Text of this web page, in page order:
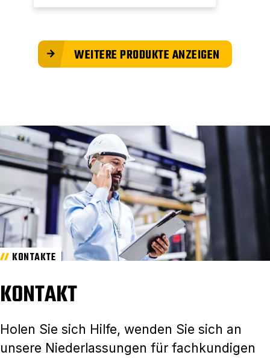
WEITERE PRODUKTE ANZEIGEN
KONTAKTE
KONTAKT
Holen Sie sich Hilfe, wenden Sie sich an
unsere Niederlassungen für fachkundigen